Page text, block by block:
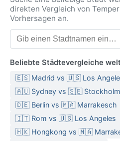
direkten Vergleich von
Vorhersagen an.
Beliebte Städtevergleiche
🇪🇸 Madrid vs 🇺🇸 Los
🇦🇺 Sydney vs 🇸🇪 Stockholm
🇩🇪 Berlin vs 🇲🇦 Marrakesch
🇮🇹 Rom vs 🇺🇸 Los Angeles
🇭🇰 Hongkong vs 🇲🇦